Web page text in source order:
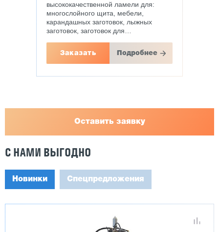
высококачественной ламели для:
многослойного щита, мебели,
карандашных заготовок, лыжных
заготовок, заготовок для…
Заказать Подробнее
Оставить заявку
С НАМИ ВЫГОДНО
Новинки Спецпредложения